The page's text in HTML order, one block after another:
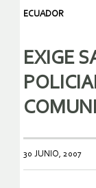
ECUADOR
EXIGE
30 JUNIO, 2007